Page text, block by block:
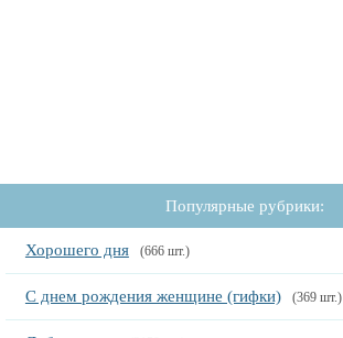
Популярные рубрики:
Хорошего дня (666 шт.)
С днем рождения женщине (гифки) (369 шт.)